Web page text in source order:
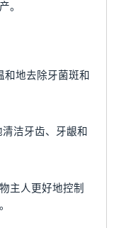
。
和地去除牙菌斑和
洁牙齿、牙龈和
主人更好地控制